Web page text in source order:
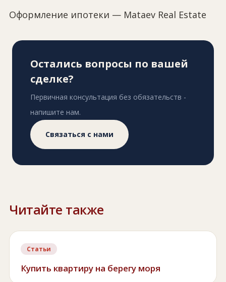
Оформление ипотеки — Mataev Real Estate
Остались вопросы по вашей
сделке?
Первичная консультация без обязательств -
напишите нам.
Связаться с нами
Читайте также
Статьи
Купить квартиру на берегу моря